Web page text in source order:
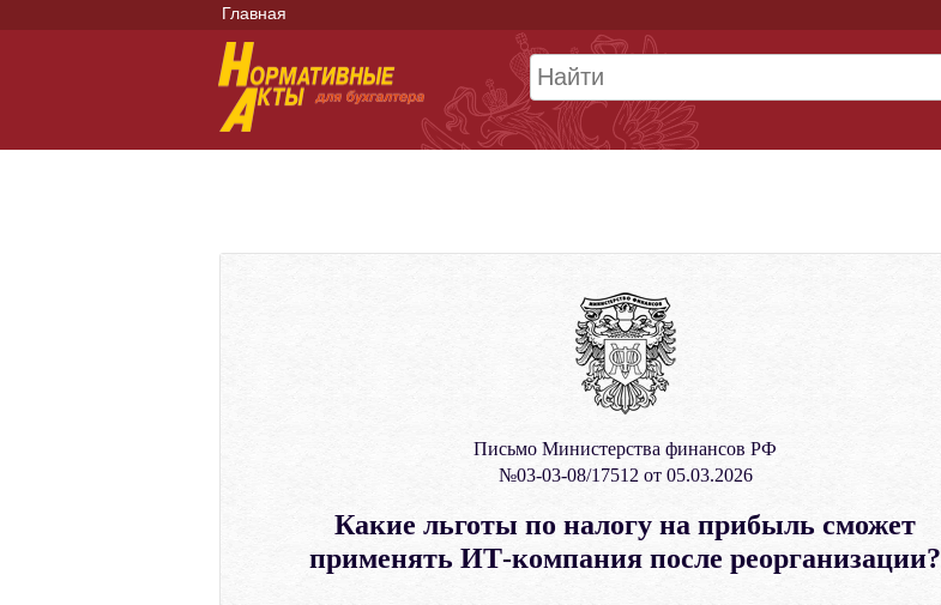
Главная
Письмо Министерства финансов РФ
№03-03-08/17512 от 05.03.2026
Какие льготы по налогу на прибыль сможет
применять ИТ-компания после реорганизации?